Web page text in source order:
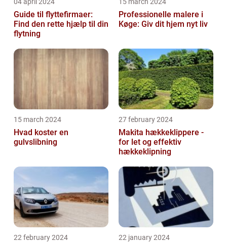
Guide til flyttefirmaer:
Find den rette hjælp til din
flytning
Professionelle malere i
Køge: Giv dit hjem nyt liv
15 march 2024
Hvad koster en
gulvslibning
27 february 2024
Makita hækkeklippere -
for let og effektiv
hækkeklipning
22 february 2024 22 january 2024